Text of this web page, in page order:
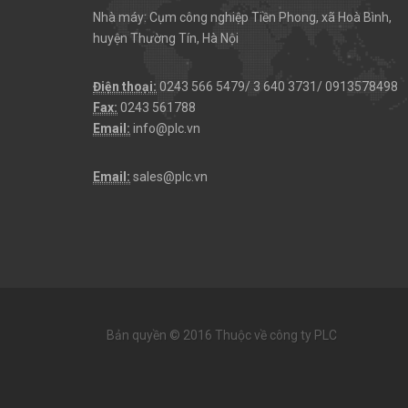
Nhà máy: Cụm công nghiệp Tiền Phong, xã Hoà Bình,
huyện Thường Tín, Hà Nội
Điện thoại: 0243 566 5479/ 3 640 3731/ 0913578498
Fax: 0243 561788
Email: info@plc.vn
Email: sales@plc.vn
Bản quyền © 2016 Thuộc về công ty PLC